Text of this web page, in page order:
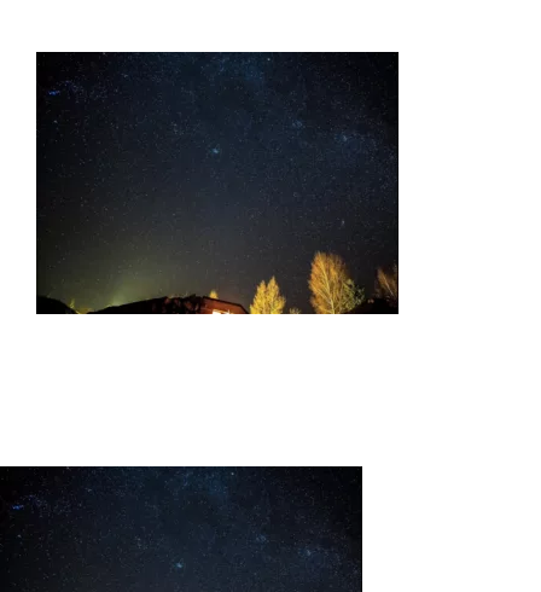
Hébergements
Galerie photos
Réservations
Contact